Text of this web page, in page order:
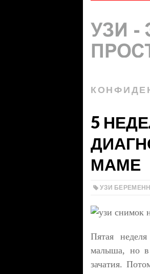
5
МАМЕ
УЗИ
Пятая
малыша, но в
зачатия.